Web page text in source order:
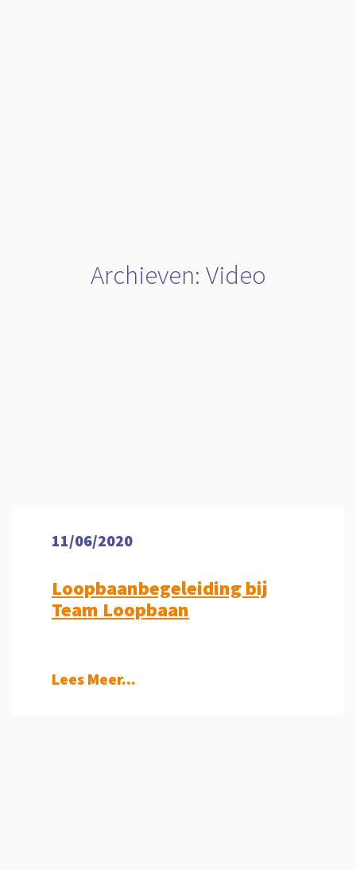
Archieven: Video
11/06/2020
Loopbaanbegeleiding bij
Team Loopbaan
Lees Meer...